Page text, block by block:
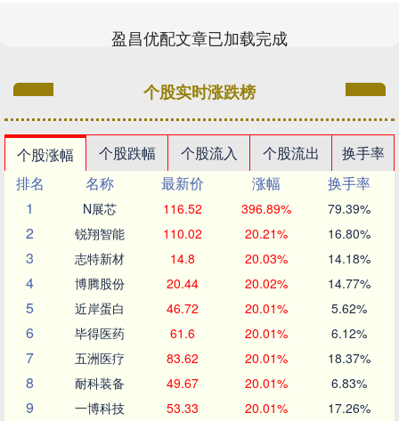
盈昌优配文章已加载完成
个股实时涨跌榜
个股涨幅 个股跌幅 个股流入 个股流出
换手率
排名
名称 最新价 涨幅
换手率
1
N展芯 116.52 396.89% 79.39%
2 锐翔智能 110.02 20.21% 16.80%
3 志特新材 14.8 20.03% 14.18%
4 博腾股份 20.44 20.02% 14.77%
5 近岸蛋白 46.72 20.01% 5.62%
6 毕得医药 61.6 20.01% 6.12%
7 五洲医疗 83.62 20.01% 18.37%
8 耐科装备 49.67 20.01% 6.83%
9 一博科技 53.33 20.01% 17.26%